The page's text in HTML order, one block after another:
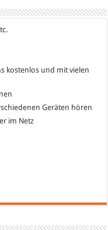
kostenlos und mit vielen
Geräten hören
im Netz